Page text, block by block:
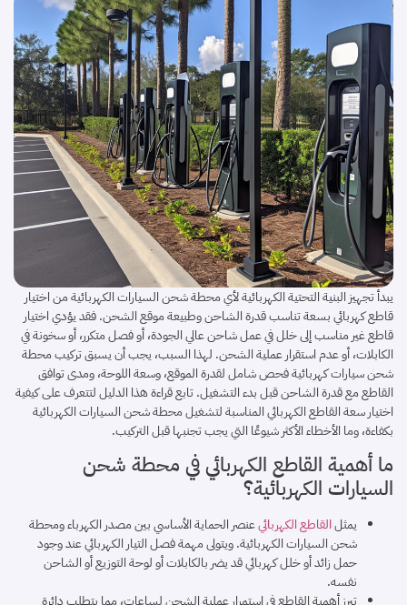
يبدأ تجهيز البنية التحتية الكهربائية لأي محطة شحن السيارات الكهربائية من اختيار
قاطع كهربائي بسعة تناسب قدرة الشاحن وطبيعة موقع الشحن. فقد يؤدي اختيار
قاطع غير مناسب إلى خلل في عمل شاحن عالي الجودة، أو فصل متكرر، أو سخونة في
الكابلات، أو عدم استقرار عملية الشحن. لهذا السبب، يجب أن يسبق تركيب محطة
شحن سيارات كهربائية فحص شامل لقدرة الموقع، وسعة اللوحة، ومدى توافق
القاطع مع قدرة الشاحن قبل بدء التشغيل. تابع قراءة هذا الدليل لتتعرف على كيفية
اختيار سعة القاطع الكهربائي المناسبة لتشغيل محطة شحن السيارات الكهربائية
بكفاءة، وما الأخطاء الأكثر شيوعًا التي يجب تجنبها قبل التركيب.
ما أهمية القاطع الكهربائي في محطة شحن
السيارات الكهربائية؟
يمثلالقاطع الكهربائيعنصر الحماية الأساسي بين مصدر الكهرباء ومحطة
شحن السيارات الكهربائية. ويتولى مهمة فصل التيار الكهربائي عند وجود
حمل زائد أو خلل كهربائي قد يضر بالكابلات أو لوحة التوزيع أو الشاحن
نفسه.
تبرز أهمية القاطع في استمرار عملية الشحن لساعات، مما يتطلب دائرة